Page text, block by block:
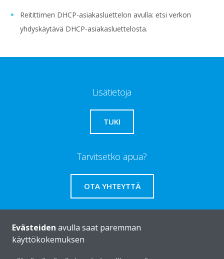
Reitittimen DHCP-asiakasluettelon avulla: etsi verkon
yhdyskäytävä DHCP-asiakasluettelosta.
Lisätietoja
TUKI
Tarvitsetko apua?
OTA YHTEYTTÄ
Daikinista
Evästeiden avulla saat paremman
käyttökokemuksen